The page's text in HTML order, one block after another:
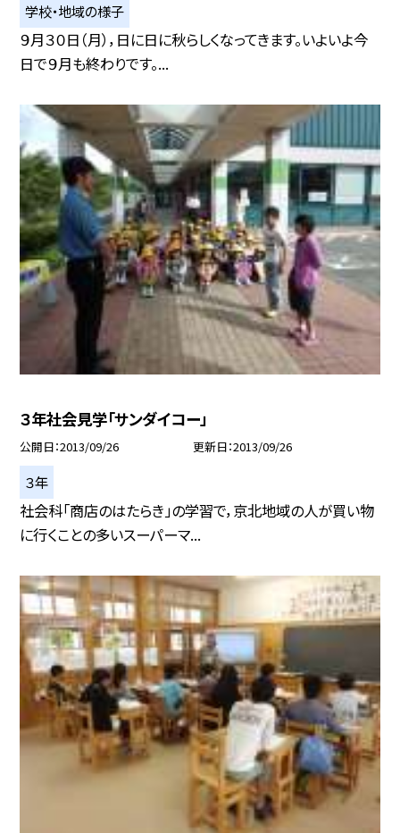
学校・地域の様子
９月３０日（月），日に日に秋らしくなってきます。いよいよ今
日で９月も終わりです。...
３年社会見学「サンダイコー」
公開日 2013/09/26 更新日 2013/09/26
３年
社会科「商店のはたらき」の学習で，京北地域の人が買い物
に行くことの多いスーパーマ...